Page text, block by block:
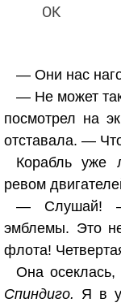
— Они нас
— Не может
посмотрел на
отставала. —
Корабль уже
ревом
— Слушай!
эмблемы. Это
флота!
Она осеклась,
Спиндиго. Я в